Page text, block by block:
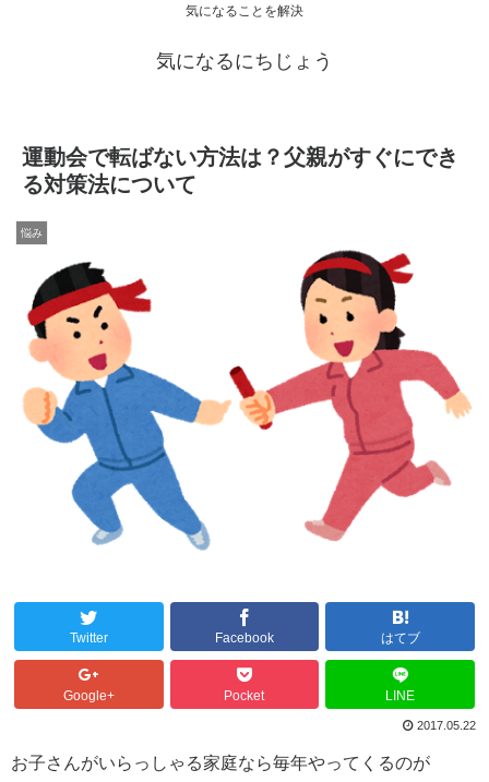
気になることを解決
気になるにちじょう
運動会で転ばない方法は？父親がすぐにでき
る対策法について
悩み
Twitter Facebook はてブ
Google+ Pocket LINE
2017.05.22
お子さんがいらっしゃる家庭なら毎年やってくるのが